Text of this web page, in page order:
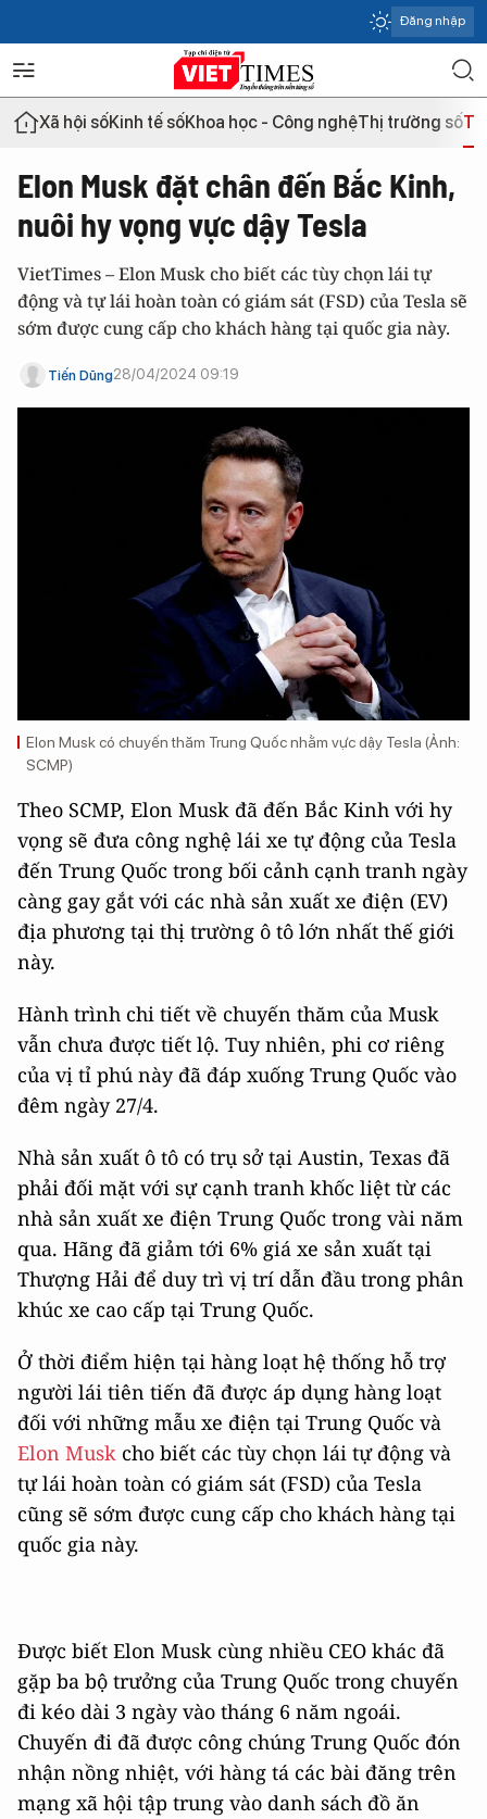
Đăng nhập
Xã hội sốKinh tế sốKhoa học - Công nghệThị trường số
Elon Musk đặt chân đến Bắc Kinh,
nuôi hy vọng vực dậy Tesla
VietTimes – Elon Musk cho biết các tùy chọn lái tự
động và tự lái hoàn toàn có giám sát (FSD) của Tesla sẽ
sớm được cung cấp cho khách hàng tại quốc gia này.
Tiến Dũng28/04/2024 09:19
Elon Musk có chuyến thăm Trung Quốc nhằm vực dậy Tesla (Ảnh:
SCMP)
Theo SCMP, Elon Musk đã đến Bắc Kinh với hy
vọng sẽ đưa công nghệ lái xe tự động của Tesla
đến Trung Quốc trong bối cảnh cạnh tranh ngày
càng gay gắt với các nhà sản xuất xe điện (EV)
địa phương tại thị trường ô tô lớn nhất thế giới
này.
Hành trình chi tiết về chuyến thăm của Musk
vẫn chưa được tiết lộ. Tuy nhiên, phi cơ riêng
của vị tỉ phú này đã đáp xuống Trung Quốc vào
đêm ngày 27/4.
Nhà sản xuất ô tô có trụ sở tại Austin, Texas đã
phải đối mặt với sự cạnh tranh khốc liệt từ các
nhà sản xuất xe điện Trung Quốc trong vài năm
qua. Hãng đã giảm tới 6% giá xe sản xuất tại
Thượng Hải để duy trì vị trí dẫn đầu trong phân
khúc xe cao cấp tại Trung Quốc.
Ở thời điểm hiện tại hàng loạt hệ thống hỗ trợ
người lái tiên tiến đã được áp dụng hàng loạt
đối với những mẫu xe điện tại Trung Quốc và
Elon Musk cho biết các tùy chọn lái tự động và
tự lái hoàn toàn có giám sát (FSD) của Tesla
cũng sẽ sớm được cung cấp cho khách hàng tại
quốc gia này.
Được biết Elon Musk cùng nhiều CEO khác đã
gặp ba bộ trưởng của Trung Quốc trong chuyến
đi kéo dài 3 ngày vào tháng 6 năm ngoái.
Chuyến đi đã được công chúng Trung Quốc đón
nhận nồng nhiệt, với hàng tá các bài đăng trên
mạng xã hội tập trung vào danh sách đồ ăn